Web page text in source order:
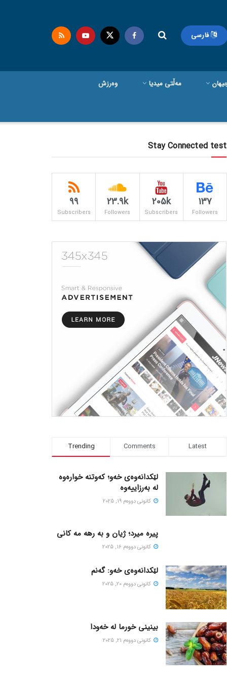
فارسی
مەڵتی میدیا وەرزش
Stay Connected test
137
Followers
205k
Subscribers
23.9k
Followers
99
Subscribers
Trending Comments Latest
لێکدانەوەی خەو؛ کەوتنە خوارەوە
لە بەرزاییەوە
كانونی دووه‌م 19, 2025
پیره میرد؛ ژیان و به رهه مه کانی
كانونی دووه‌م 16, 2025
لێکدانەوەی خەو: گەنم
كانونی دووه‌م 20, 2025
بینینی خورما لە خەودا
كانونی دووه‌م 21, 2025